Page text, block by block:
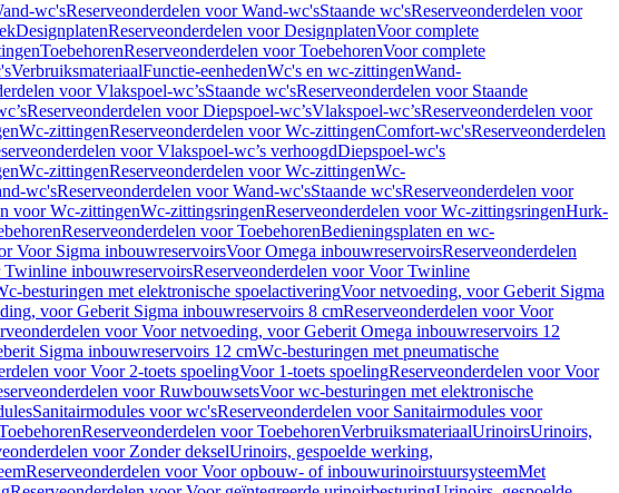
wc'sReserveonderdelen voor Wand-wc'sStaande wc'sReserveonderdelen voor
DesignplatenReserveonderdelen voor DesignplatenVoor complete
ToebehorenReserveonderdelen voor ToebehorenVoor complete
VerbruiksmateriaalFunctie-eenhedenWc's en wc-zittingenWand-
voor Vlakspoel-wc’sStaande wc'sReserveonderdelen voor Staande
Reserveonderdelen voor Diepspoel-wc’sVlakspoel-wc’sReserveonderdelen voor
Wc-zittingenReserveonderdelen voor Wc-zittingenComfort-wc'sReserveonderdelen
voor Vlakspoel-wc’s verhoogdDiepspoel-wc's
Wc-zittingenReserveonderdelen voor Wc-zittingenWc-
wc'sReserveonderdelen voor Wand-wc'sStaande wc'sReserveonderdelen voor
voor Wc-zittingenWc-zittingsringenReserveonderdelen voor Wc-zittingsringenHurk-
Reserveonderdelen voor ToebehorenBedieningsplaten en wc-
Voor Sigma inbouwreservoirsVoor Omega inbouwreservoirsReserveonderdelen
Twinline inbouwreservoirsReserveonderdelen voor Voor Twinline
besturingen met elektronische spoelactiveringVoor netvoeding, voor Geberit Sigma
voor Geberit Sigma inbouwreservoirs 8 cmReserveonderdelen voor Voor
voor Voor netvoeding, voor Geberit Omega inbouwreservoirs 12
Sigma inbouwreservoirs 12 cmWc-besturingen met pneumatische
voor Voor 2-toets spoelingVoor 1-toets spoelingReserveonderdelen voor Voor
voor RuwbouwsetsVoor wc-besturingen met elektronische
Sanitairmodules voor wc'sReserveonderdelen voor Sanitairmodules voor
Reserveonderdelen voor ToebehorenVerbruiksmateriaalUrinoirsUrinoirs,
voor Zonder dekselUrinoirs, gespoelde werking,
Reserveonderdelen voor Voor opbouw- of inbouwurinoirstuursysteemMet